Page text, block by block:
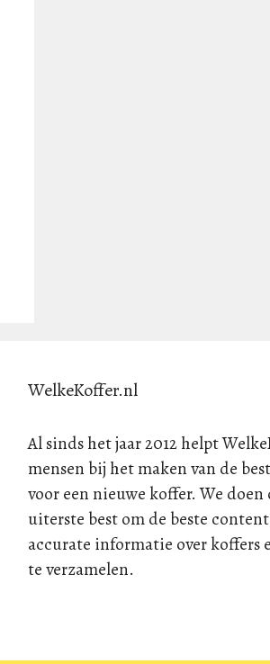
WelkeKoffer.nl
Al sinds het jaar 2012 helpt
mensen bij het maken van de
voor een nieuwe koffer. We doen
uiterste best om de beste
accurate informatie over koffers
te verzamelen.